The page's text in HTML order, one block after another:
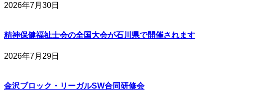
2026年7月30日
精神保健福祉士会の全国大会が石川県で開催されます
2026年7月29日
金沢ブロック・リーガルSW合同研修会